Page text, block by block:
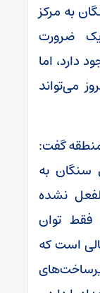
به مرکز
ضرورت
دارد، اما
می‌تواند
گفت:
سنگان به
نشده
توان
است که